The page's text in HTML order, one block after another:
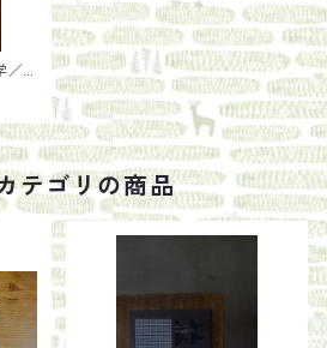
／
テゴリの商品